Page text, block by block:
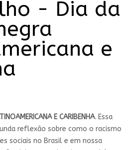
- Dia da
e
E CARIBENHA. Essa
reflexão sobre como o racismo
sociais no Brasil e em nossa